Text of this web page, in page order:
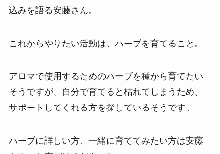
込みを語る安藤さん。
これからやりたい活動は、ハーブを育てること。
アロマで使用するためのハーブを種から育てたい
そうですが、自分で育てると枯れてしまうため、
サポートしてくれる方を探しているそうです。
ハーブに詳しい方、一緒に育ててみたい方は安藤